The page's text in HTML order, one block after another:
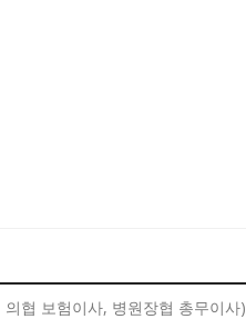
협 보험이사, 병원장협 총무이사)